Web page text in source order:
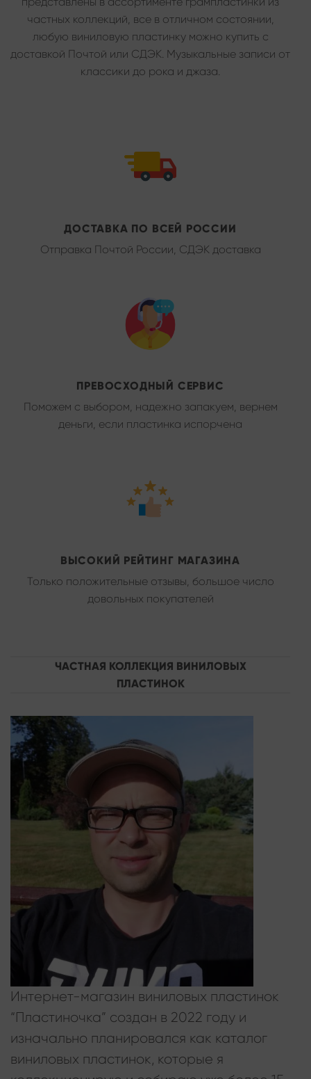
частных коллекций, все в отличном состоянии,
любую виниловую пластинку можно купить с
доставкой Почтой или СДЭК. Музыкальные записи от
классики до рока и джаза.
ДОСТАВКА ПО ВСЕЙ РОССИИ
Отправка Почтой России, СДЭК доставка
ПРЕВОСХОДНЫЙ СЕРВИС
Поможем с выбором, надежно запакуем, вернем
деньги, если пластинка испорчена
ВЫСОКИЙ РЕЙТИНГ МАГАЗИНА
Только положительные отзывы, большое число
довольных покупателей
ЧАСТНАЯ КОЛЛЕКЦИЯ ВИНИЛОВЫХ
ПЛАСТИНОК
Интернет-магазин виниловых пластинок
“Пластиночка” создан в 2022 году и
изначально планировался как каталог
виниловых пластинок, которые я